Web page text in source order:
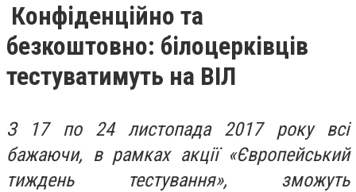
Конфіденційно та
безкоштовно: білоцерківців
тестуватимуть на ВІЛ
З 17 по 24 листопада 2017 року всі
бажаючи, в рамках акції «Європейський
тиждень тестування», зможуть